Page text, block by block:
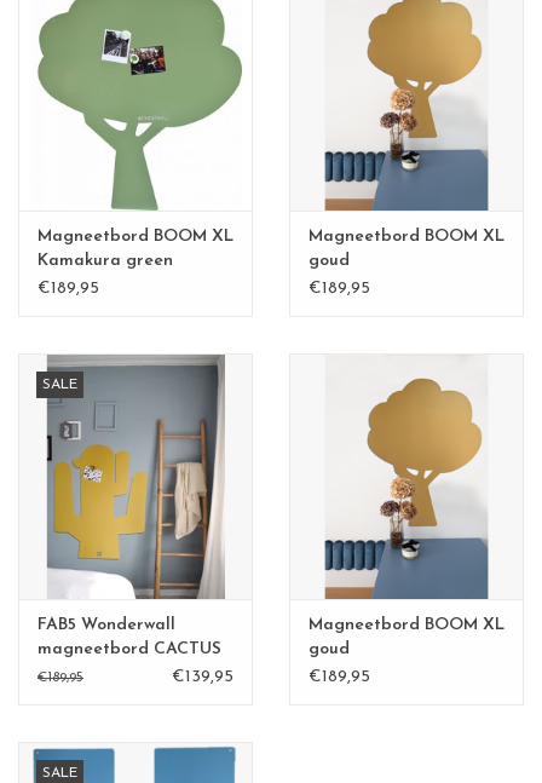
Ontwerp op maat
BIG SALE , GRAB YOUR
CHANCE
LIMITED EXCLUSIVES
Wandplanken / Shelves
Magneetbord BOOM XL
Kamakura green
€189,95
Magneetbord BOOM XL
goud
€189,95
SALE
FAB5 Wonderwall
magneetbord CACTUS
XL zandgeel
€189,95 €139,95
Magneetbord BOOM XL
goud
€189,95
SALE